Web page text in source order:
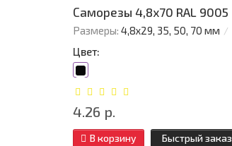
Саморезы 4,8х70 RAL 9005
Размеры: 4,8х29, 35, 50, 70 мм
Цвет:
4.26 р.
В корзину Быстрый заказ